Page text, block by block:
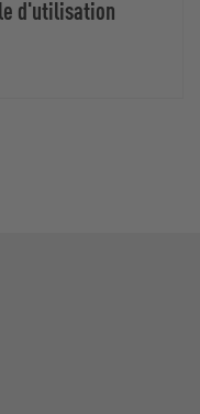
d'utilisation